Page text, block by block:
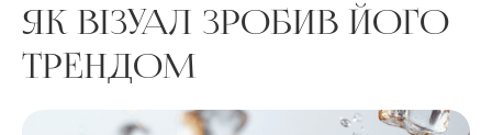
ЯК ВІЗУАЛ ЗРОБИВ ЙОГО
ТРЕНДОМ